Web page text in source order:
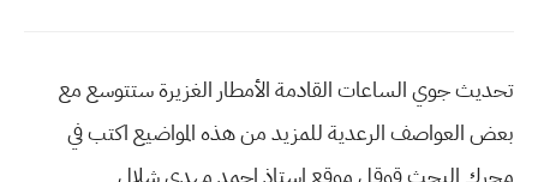
تحديث جوي الساعات القادمة الأمطار الغزيرة ستتوسع مع
بعض العواصف الرعدية للمزيد من هذه المواضيع اكتب في
محرك البحث قوقل موقع استاذ احمد مهدي شلال